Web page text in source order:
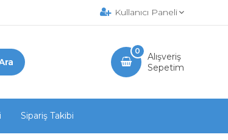
Kullanıcı Paneli
Alışveriş
Sepetim
0
Sipariş Takibi